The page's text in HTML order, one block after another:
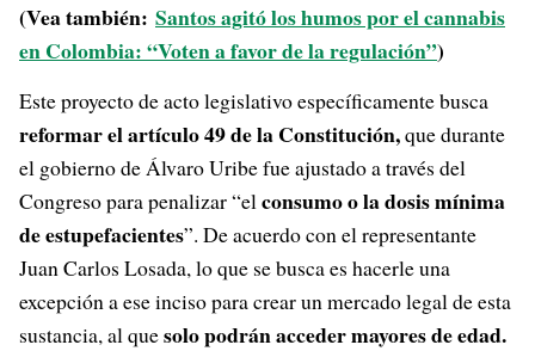
(Vea también: Santos agitó los humos por el cannabis
en Colombia: “Voten a favor de la regulación”)
Este proyecto de acto legislativo específicamente busca
reformar el artículo 49 de la Constitución,que durante
el gobierno de Álvaro Uribe fue ajustado a través del
Congreso para penalizar “elconsumo o la dosis mínima
de estupefacientes”. De acuerdo con el representante
Juan Carlos Losada, lo que se busca es hacerle una
excepción a ese inciso para crear un mercado legal de esta
sustancia, al quesolo podrán acceder mayores de edad.